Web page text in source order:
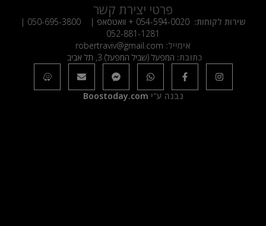
פרטי יצירת קשר
שירות לקוחות: 054-594-0020 + וואטסאפ | 050-695-3800
|
052-881-1281
אימייל: robertraviv@gmail.com
כתובת: המפעל (שביל המפעל) 3, תל אביב
נבנה ע"י Boostoday.com